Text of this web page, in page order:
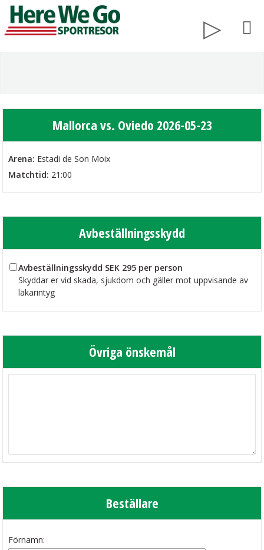
Mallorca vs. Oviedo 2026-05-23
Arena: Estadi de Son Moix
Matchtid: 21:00
Avbeställningsskydd
Avbeställningsskydd SEK 295 per person
Skyddar er vid skada, sjukdom och gäller mot uppvisande av
läkarintyg
Övriga önskemål
Beställare
Förnamn: